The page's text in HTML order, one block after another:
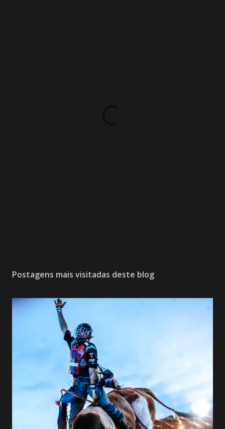
Postagens mais visitadas deste blog